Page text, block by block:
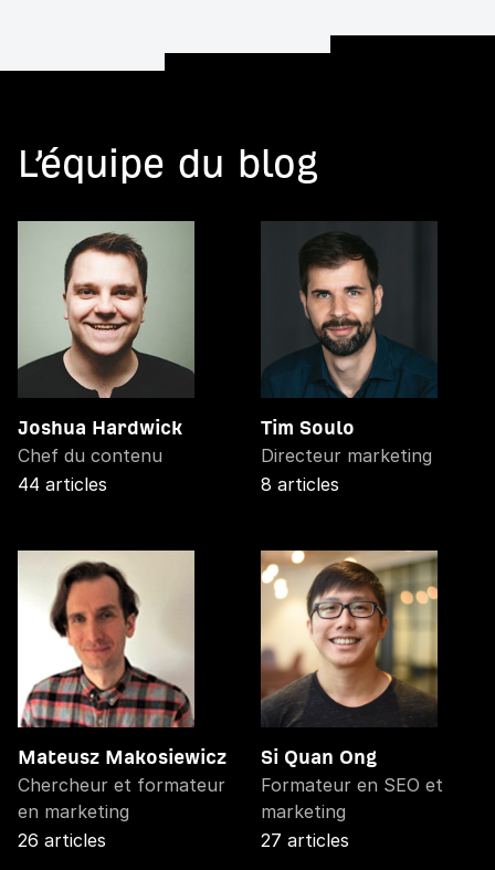
L’équipe du blog
Joshua Hardwick
Chef du contenu
44 articles
Tim Soulo
Directeur marketing
8 articles
Mateusz Makosiewicz
Chercheur et formateur
en marketing
26 articles
Si Quan Ong
Formateur en SEO et
marketing
27 articles